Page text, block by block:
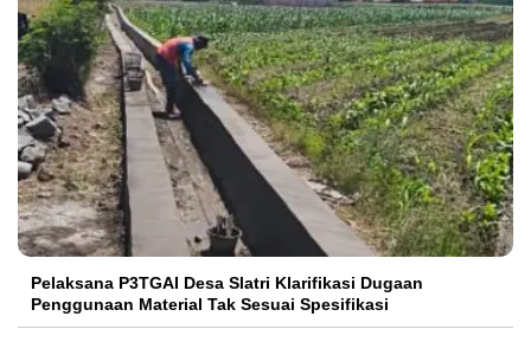
Pelaksana P3TGAI Desa Slatri Klarifikasi Dugaan
Penggunaan Material Tak Sesuai Spesifikasi